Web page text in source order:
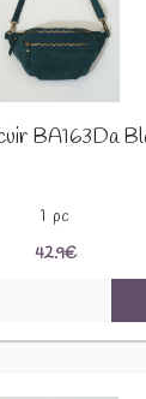
BA163Da
1 pc
42.9€